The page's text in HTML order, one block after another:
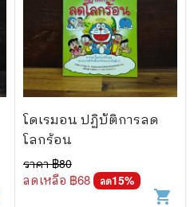
โดเรมอน ปฏิบัติการลด
โลกร้อน
ราคา ฿80
ลดเหลือ ฿68 ลด15%
shopping_cart